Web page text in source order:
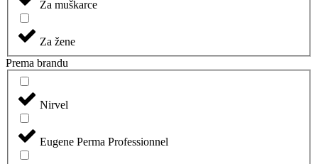
Za muškarce
Za žene
Prema brandu
Nirvel
Eugene Perma Professionnel